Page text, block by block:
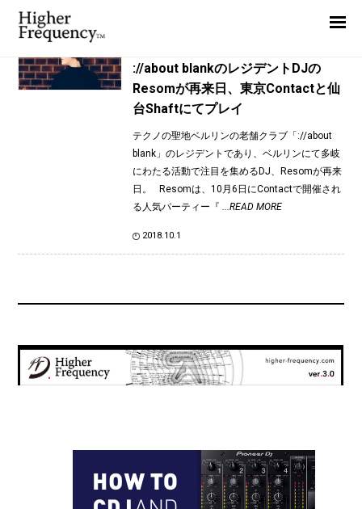
TAG: ://about blank
://about blankのレジデントDJの
Resomが再来日、東京Contactと仙
台Shaftにてプレイ
テクノの聖地ベルリンの老舗クラブ「://about
blank」のレジデントであり、ベルリンにて多岐
にわたる活動で注目を集めるDJ、Resomが再来
日。 Resomは、10月6日にContactで開催され
る人気パーティー『 ...READ MORE
2018.10.1
News
Interview
Report